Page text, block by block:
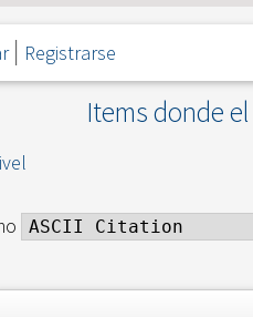
Registrarse
Items donde